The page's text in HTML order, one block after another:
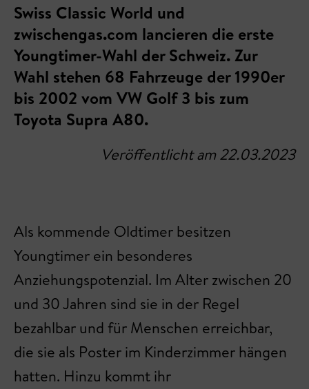
Swiss Classic World und
zwischengas.com lancieren die erste
Youngtimer-Wahl der Schweiz. Zur
Wahl stehen 68 Fahrzeuge der 1990er
bis 2002 vom VW Golf 3 bis zum
Toyota Supra A80.
Veröffentlicht am 22.03.2023
Als kommende Oldtimer besitzen
Youngtimer ein besonderes
Anziehungspotenzial. Im Alter zwischen 20
und 30 Jahren sind sie in der Regel
bezahlbar und für Menschen erreichbar,
die sie als Poster im Kinderzimmer hängen
hatten. Hinzu kommt ihr